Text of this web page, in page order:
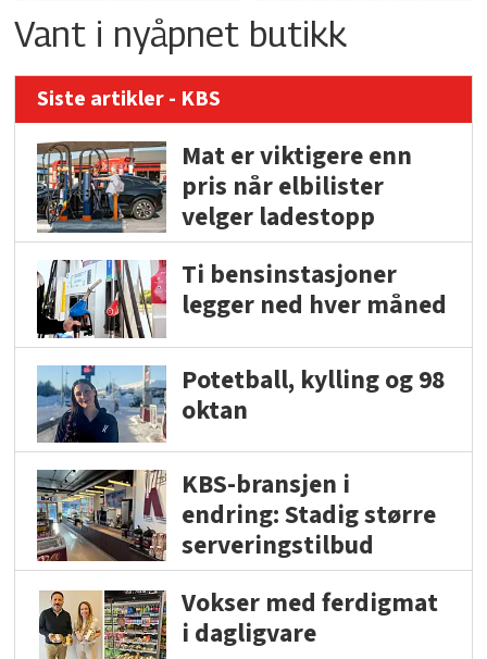
Vant i nyåpnet butikk
Siste artikler - KBS
Mat er viktigere enn
pris når elbilister
velger ladestopp
Ti bensinstasjoner
legger ned hver måned
Potetball, kylling og 98
oktan
KBS-bransjen i
endring: Stadig større
serveringstilbud
Vokser med ferdigmat
i dagligvare